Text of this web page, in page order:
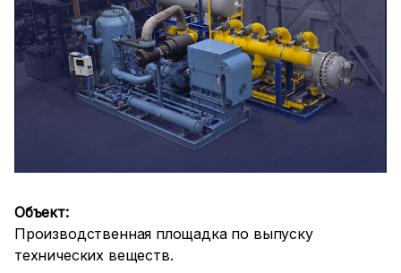
Объект:
Производственная площадка по выпуску
технических веществ.